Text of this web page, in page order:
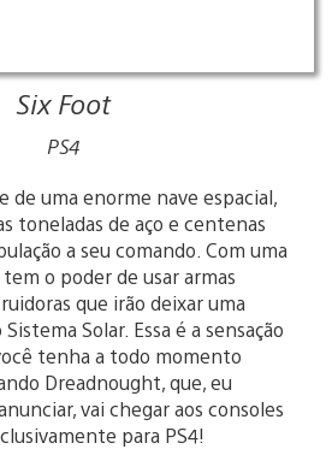
Six Foot
PS4
de uma enorme nave espacial,
toneladas de aço e centenas
a seu comando. Com uma
o poder de usar armas
que irão deixar uma
Solar. Essa é a sensação
tenha a todo momento
Dreadnought, que, eu
vai chegar aos consoles
para PS4!